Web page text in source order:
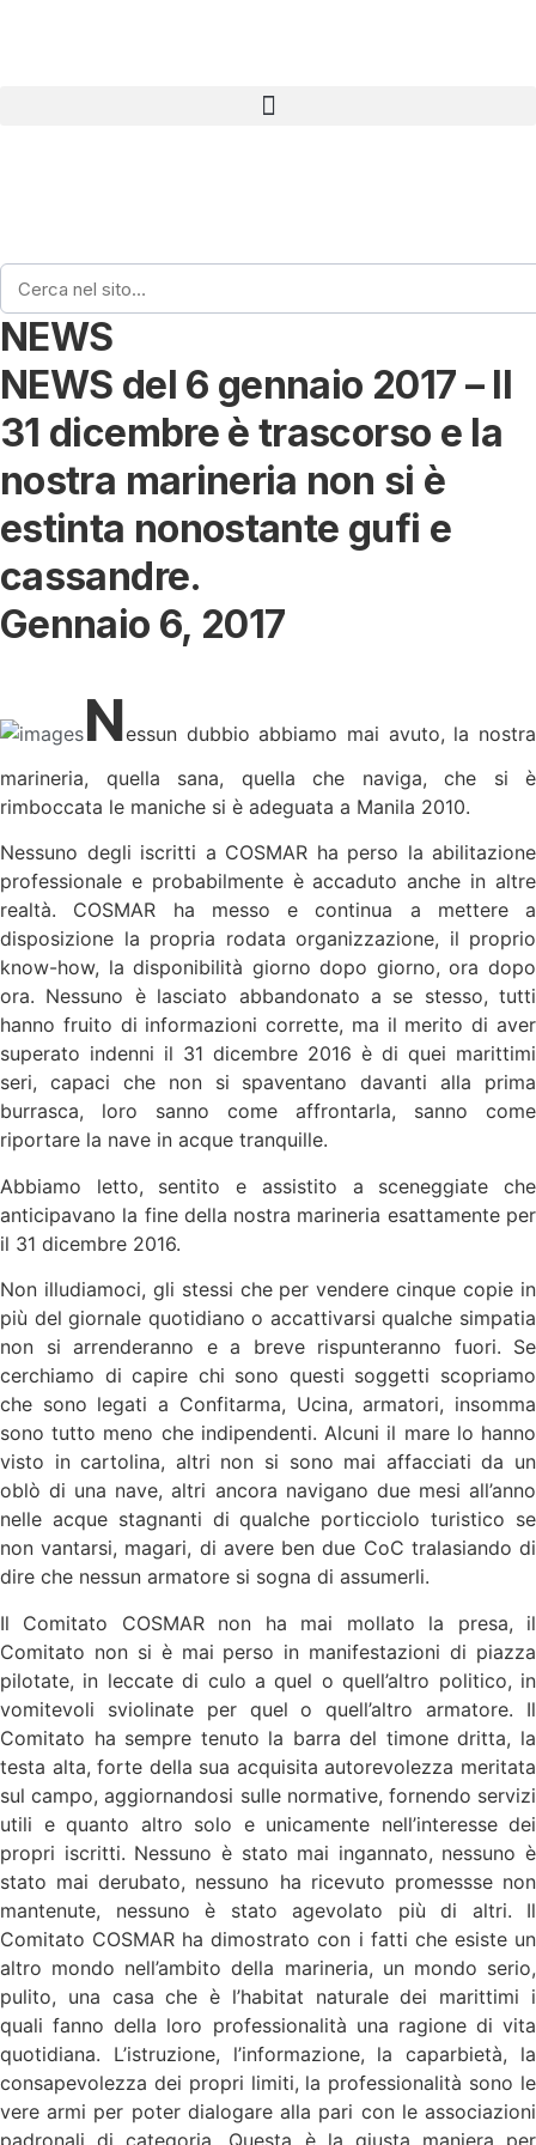
NEWS
NEWS del 6 gennaio 2017 – Il
31 dicembre è trascorso e la
nostra marineria non si è
estinta nonostante gufi e
cassandre.
Gennaio 6, 2017
Nessun dubbio abbiamo mai avuto, la nostra
marineria, quella sana, quella che naviga, che si è
rimboccata le maniche si è adeguata a Manila 2010.
Nessuno degli iscritti a COSMAR ha perso la abilitazione
professionale e probabilmente è accaduto anche in altre
realtà. COSMAR ha messo e continua a mettere a
disposizione la propria rodata organizzazione, il proprio
know-how, la disponibilità giorno dopo giorno, ora dopo
ora. Nessuno è lasciato abbandonato a se stesso, tutti
hanno fruito di informazioni corrette, ma il merito di aver
superato indenni il 31 dicembre 2016 è di quei marittimi
seri, capaci che non si spaventano davanti alla prima
burrasca, loro sanno come affrontarla, sanno come
riportare la nave in acque tranquille.
Abbiamo letto, sentito e assistito a sceneggiate che
anticipavano la fine della nostra marineria esattamente per
il 31 dicembre 2016.
Non illudiamoci, gli stessi che per vendere cinque copie in
più del giornale quotidiano o accattivarsi qualche simpatia
non si arrenderanno e a breve rispunteranno fuori. Se
cerchiamo di capire chi sono questi soggetti scopriamo
che sono legati a Confitarma, Ucina, armatori, insomma
sono tutto meno che indipendenti. Alcuni il mare lo hanno
visto in cartolina, altri non si sono mai affacciati da un
oblò di una nave, altri ancora navigano due mesi all’anno
nelle acque stagnanti di qualche porticciolo turistico se
non vantarsi, magari, di avere ben due CoC tralasiando di
dire che nessun armatore si sogna di assumerli.
Il Comitato COSMAR non ha mai mollato la presa, il
Comitato non si è mai perso in manifestazioni di piazza
pilotate, in leccate di culo a quel o quell’altro politico, in
vomitevoli sviolinate per quel o quell’altro armatore. Il
Comitato ha sempre tenuto la barra del timone dritta, la
testa alta, forte della sua acquisita autorevolezza meritata
sul campo, aggiornandosi sulle normative, fornendo servizi
utili e quanto altro solo e unicamente nell’interesse dei
propri iscritti. Nessuno è stato mai ingannato, nessuno è
stato mai derubato, nessuno ha ricevuto promessse non
mantenute, nessuno è stato agevolato più di altri. Il
Comitato COSMAR ha dimostrato con i fatti che esiste un
altro mondo nell’ambito della marineria, un mondo serio,
pulito, una casa che è l’habitat naturale dei marittimi i
quali fanno della loro professionalità una ragione di vita
quotidiana. L’istruzione, l’informazione, la caparbietà, la
consapevolezza dei propri limiti, la professionalità sono le
vere armi per poter dialogare alla pari con le associazioni
padronali di categoria, Questa è la giusta maniera per